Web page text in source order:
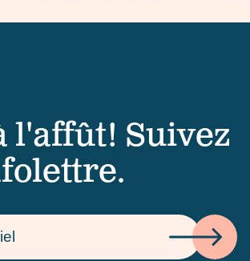
l'affût! Suivez